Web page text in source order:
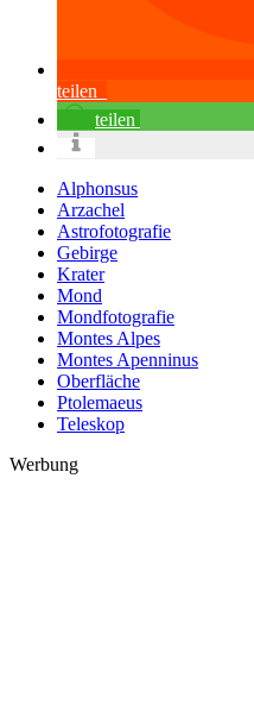
teilen
teilen
Alphonsus
Arzachel
Astrofotografie
Gebirge
Krater
Mond
Mondfotografie
Montes Alpes
Montes Apenninus
Oberfläche
Ptolemaeus
Teleskop
Werbung